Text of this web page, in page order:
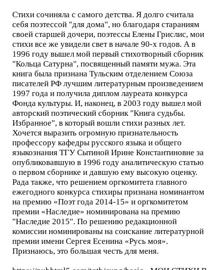
Стихи сочиняла с самого детства. Я долго считала
себя поэтессой "для дома", но благодаря стараниям
своей старшей дочери, поэтессы Елены Грислис, мои
стихи все же увидели свет в начале 90-х годов. А в
1996 году вышел мой первый стихотворный сборник
"Кольца Сатурна", посвященный памяти мужа. Эта
книга была признана Тульским отделением Союза
писателей РФ лучшим литературным произведением
1997 года и получила диплом лауреата конкурса
Фонда культуры. И, наконец, в 2003 году вышел мой
авторский поэтический сборник "Книга судьбы.
Избранное", в который вошли стихи разных лет.
Хочется выразить огромную признательность
профессору кафедры русского языка и общего
языкознания ТГУ Сытиной Ирине Константиновне за
опубликовавшую в 1996 году аналитическую статью
о первом сборнике и давшую ему высокую оценку.
Рада также, что решением оргкомитета главного
ежегодного конкурса стихиры признана номинантом
на премию «Поэт года 2014-15» и оргкомитетом
премии «Наследие» номинирована на премию
"Наследие 2015". По решению редакционной
комиссии номинированы на соискание литературной
премии имени Сергея Есенина «Русь моя».
Признаюсь, это большая честь для меня.